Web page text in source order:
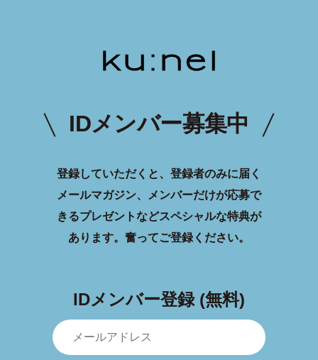
IDメンバー募集中
登録していただくと、登録者のみに届く
メールマガジン、メンバーだけが応募で
きるプレゼントなどスペシャルな特典が
あります。 奮ってご登録ください。
IDメンバー登録 (無料)